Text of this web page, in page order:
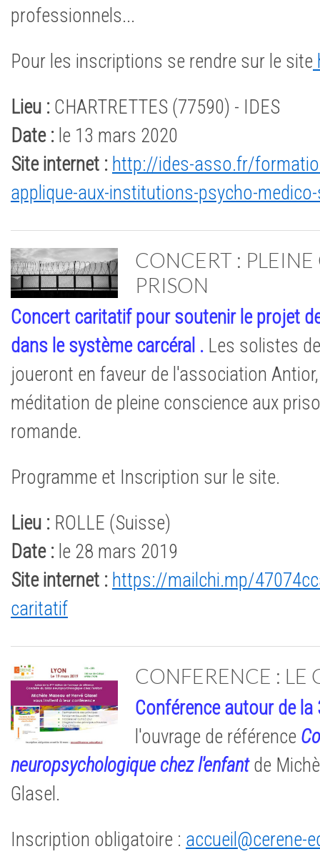
professionnels...
Pour les inscriptions se rendre sur le site
Lieu : CHARTRETTES (77590) - IDES
Date : le 13 mars 2020
Site internet : http://ides-asso.fr/
applique-aux-institutions-psycho-
CONCERT :
PRISON
Concert caritatif pour soutenir le projet
dans le système carcéral . Les solistes
joueront en faveur de l'association
méditation de pleine conscience aux
romande.
Programme et Inscription sur le site.
Lieu : ROLLE (Suisse)
Date : le 28 mars 2019
Site internet : https://mailchi.mp/
caritatif
CONFERENCE : LE
Conférence autour de la
l'ouvrage de référence
neuropsychologique chez l'enfantde
Glasel.
Inscription obligatoire : accueil@cerene-